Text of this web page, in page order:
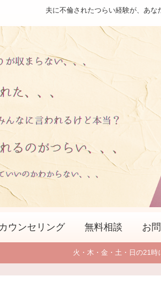
夫に不倫されたつらい経験が、あ
カウンセリング 無料相談 お
火・木・金・土・日の21